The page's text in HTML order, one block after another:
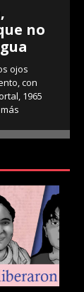
no
ojos
con
1965